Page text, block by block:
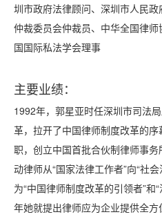
圳市政府法律顾问、深圳市人民
仲裁委员会仲裁员、中华全国律
国国际私法学会理事
主要业绩：
1992年，郭星亚时任深圳市司法
革，拉开了中国律师制度改革的
职，创立中国首批合伙制律师事
动律师从“国家法律工作者”向“社
为“中国律师制度改革的引领者”和
年她就提出律师应为企业提供全